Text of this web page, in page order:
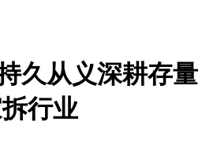
久从义深耕存量
行业